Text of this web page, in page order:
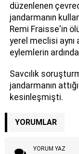
düzenlenen
jandarmanın
Remi Fraisse'in
yerel meclisi aynı
eylemlerin
Savcılık
jandarmanın
kesinleşmişti.
YORUMLAR
YORUM YAZ